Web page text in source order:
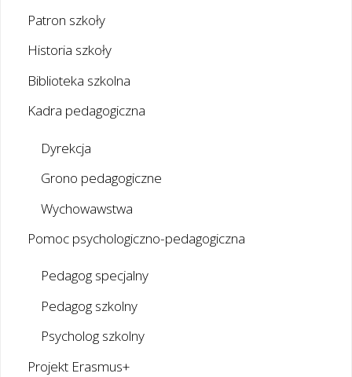
Patron szkoły
Historia szkoły
Biblioteka szkolna
Kadra pedagogiczna
Dyrekcja
Grono pedagogiczne
Wychowawstwa
Pomoc psychologiczno-pedagogiczna
Pedagog specjalny
Pedagog szkolny
Psycholog szkolny
Projekt Erasmus+